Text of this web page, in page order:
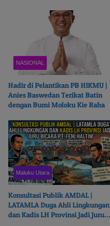
NASIONAL
Hadir di Pelantikan PB HIKMU |
Anies Baswedan Terikat Batin
dengan Bumi Moloku Kie Raha
Maluku Utara
Konsultasi Publik AMDAL |
LATAMLA Duga Ahli Lingkungan
dan Kadis LH Provinsi Jadi Juru